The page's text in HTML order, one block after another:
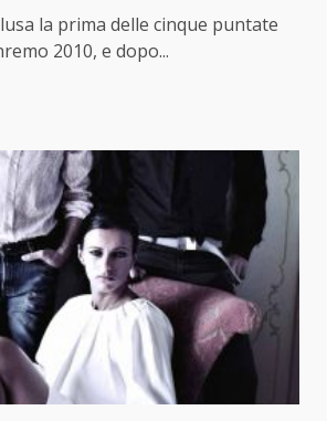
la prima delle cinque puntate
2010, e dopo...